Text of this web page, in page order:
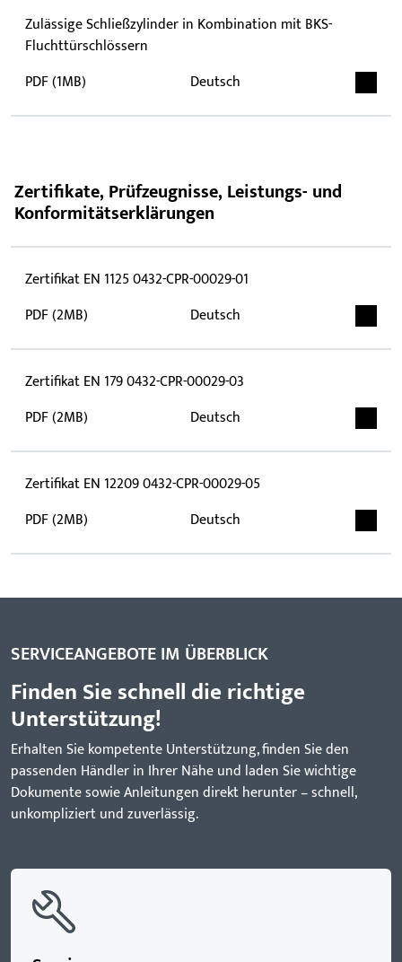
Zulässige Schließzylinder in Kombination mit BKS-
Fluchttürschlössern
PDF (1MB)
Deutsch
Zertifikate, Prüfzeugnisse, Leistungs- und
Konformitätserklärungen
Zertifikat EN 1125 0432-CPR-00029-01
PDF (2MB)
Deutsch
Zertifikat EN 179 0432-CPR-00029-03
PDF (2MB)
Deutsch
Zertifikat EN 12209 0432-CPR-00029-05
PDF (2MB)
Deutsch
SERVICEANGEBOTE IM ÜBERBLICK
Finden Sie schnell die richtige
Unterstützung!
Erhalten Sie kompetente Unterstützung, finden Sie den
passenden Händler in Ihrer Nähe und laden Sie wichtige
Dokumente sowie Anleitungen direkt herunter – schnell,
unkompliziert und zuverlässig.